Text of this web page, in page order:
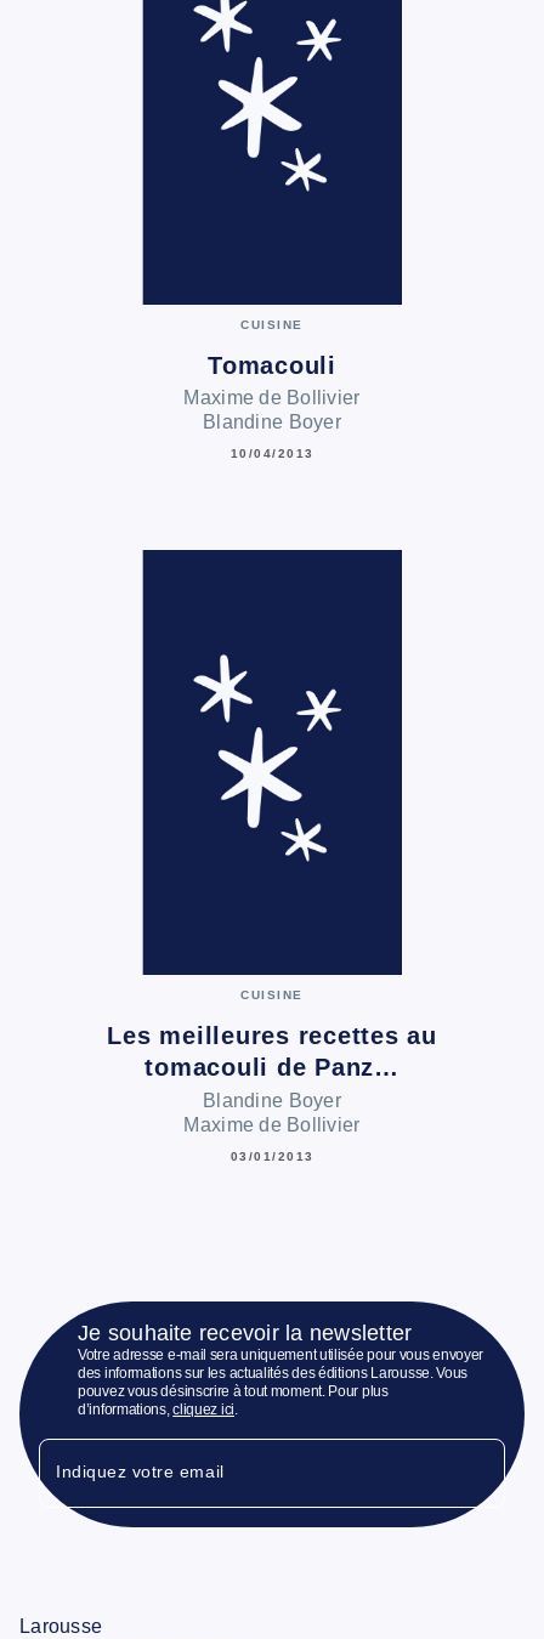
CUISINE
Tomacouli
Maxime de Bollivier
Blandine Boyer
10/04/2013
CUISINE
Les meilleures recettes au
tomacouli de Panz…
Blandine Boyer
Maxime de Bollivier
03/01/2013
Je souhaite recevoir la newsletter
Votre adresse e-mail sera uniquement utilisée pour vous envoyer
des informations sur les actualités des éditions Larousse. Vous
pouvez vous désinscrire à tout moment. Pour plus
d’informations,cliquez ici.
Indiquez votre email
Larousse